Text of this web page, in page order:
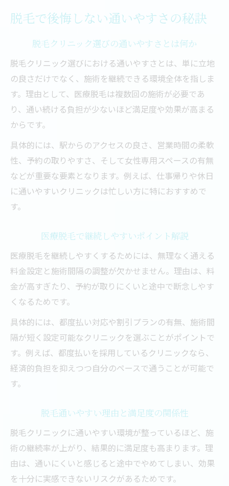
理想の脱毛クリニックを見つける視点
自分に合う脱毛クリニック選びの極意
医療脱毛ぶっちゃけどこがいいのか検証
脱毛施術部位ごとに比較する選び方のコツ
脱毛効果高いクリニックの見極め方を紹介
都度払い可能な脱毛クリニックの魅力とは
予約しやすい脱毛クリニックの選び方
医療脱毛クリニックで予約しやすい条件
都度払い対応クリニックの予約事情解説
脱毛予約システムの便利な活用方法
無理なく通える脱毛プランの特徴とは
通いやすい都度払い脱毛プランの利点
医療脱毛で美肌効果を実感するポイント
全身脱毛と部分脱毛の選び方を解説
脱毛料金プランの比較と選択のコツ
脱毛で効果を実感しやすい理由は何か
医療脱毛が高い効果を発揮する理由
脱毛施術回数と効果の関係を徹底解説
脱毛1回だけの効果や継続の重要性
部位ごとの脱毛効果の違いとポイント
VIO脱毛も安心できる場所の条件とは
VIO脱毛で安心できるクリニックの条件
デリケートな脱毛部位の施術ポイント
VIO脱毛で恥ずかしさを感じにくい理由
脱毛で後悔しない通いやすさの秘訣
脱毛クリニック選びの通いやすさとは何か
脱毛クリニック選びにおける通いやすさとは、単に立地
の良さだけでなく、施術を継続できる環境全体を指しま
す。理由として、医療脱毛は複数回の施術が必要であ
り、通い続ける負担が少ないほど満足度や効果が高まる
からです。
具体的には、駅からのアクセスの良さ、営業時間の柔軟
性、予約の取りやすさ、そして女性専用スペースの有無
などが重要な要素となります。例えば、仕事帰りや休日
に通いやすいクリニックは忙しい方に特におすすめで
す。
医療脱毛で継続しやすいポイント解説
医療脱毛を継続しやすくするためには、無理なく通える
料金設定と施術間隔の調整が欠かせません。理由は、料
金が高すぎたり、予約が取りにくいと途中で断念しやす
くなるためです。
具体的には、都度払い対応や割引プランの有無、施術間
隔が短く設定可能なクリニックを選ぶことがポイントで
す。例えば、都度払いを採用しているクリニックなら、
経済的負担を抑えつつ自分のペースで通うことが可能で
す。
脱毛通いやすい理由と満足度の関係性
脱毛クリニックに通いやすい環境が整っているほど、施
術の継続率が上がり、結果的に満足度も高まります。理
由は、通いにくいと感じると途中でやめてしまい、効果
を十分に実感できないリスクがあるためです。